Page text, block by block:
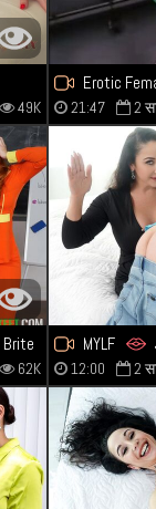
49K
Erotic
21:47 2
Brite
62K
MYLF
Channy
12:00 2